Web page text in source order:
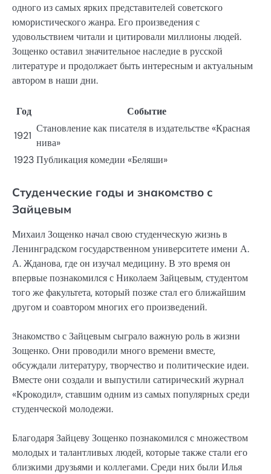
одного из самых ярких представителей советского
юмористического жанра. Его произведения с
удовольствием читали и цитировали миллионы людей.
Зощенко оставил значительное наследие в русской
литературе и продолжает быть интересным и актуальным
автором в наши дни.
Год
Событие
1921
Становление как писателя в издательстве «Красная
нива»
1923Публикация комедии «Беляши»
Студенческие годы и знакомство с
Зайцевым
Михаил Зощенко начал свою студенческую жизнь в
Ленинградском государственном университете имени А.
А. Жданова, где он изучал медицину. В это время он
впервые познакомился с Николаем Зайцевым, студентом
того же факультета, который позже стал его ближайшим
другом и соавтором многих его произведений.
Знакомство с Зайцевым сыграло важную роль в жизни
Зощенко. Они проводили много времени вместе,
обсуждали литературу, творчество и политические идеи.
Вместе они создали и выпустили сатирический журнал
«Крокодил», ставшим одним из самых популярных среди
студенческой молодежи.
Благодаря Зайцеву Зощенко познакомился с множеством
молодых и талантливых людей, которые также стали его
близкими друзьями и коллегами. Среди них были Илья